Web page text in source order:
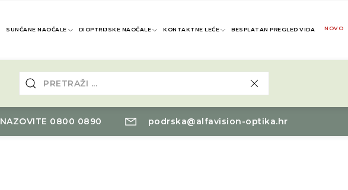
SUNČANE NAOČALE DIOPTRIJSKE NAOČALE KONTAKTNE LEĆE BESPLATAN PREGLED VIDA NOVO
NAZOVITE 0800 0890 podrska@alfavision-optika.hr